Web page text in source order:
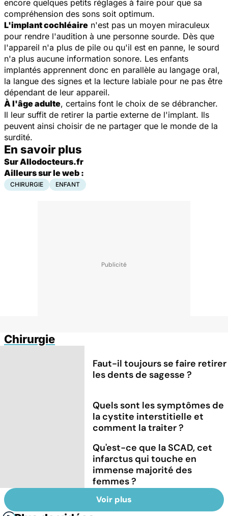
encore quelques petits réglages à faire pour que sa
compréhension des sons soit optimum.
L'implant cochléaire n'est pas un moyen miraculeux
pour rendre l'audition à une personne sourde. Dès que
l'appareil n'a plus de pile ou qu'il est en panne, le sourd
n'a plus aucune information sonore. Les enfants
implantés apprennent donc en parallèle au langage oral,
la langue des signes et la lecture labiale pour ne pas être
dépendant de leur appareil.
À l'âge adulte, certains font le choix de se débrancher.
Il leur suffit de retirer la partie externe de l'implant. Ils
peuvent ainsi choisir de ne partager que le monde de la
surdité.
En savoir plus
Sur Allodocteurs.fr
Ailleurs sur le web :
CHIRURGIE ENFANT
Chirurgie
Faut-il toujours se faire retirer
les dents de sagesse ?
Quels sont les symptômes de
la cystite interstitielle et
comment la traiter ?
Qu'est-ce que la SCAD, cet
infarctus qui touche en
immense majorité des
femmes ?
Voir plus